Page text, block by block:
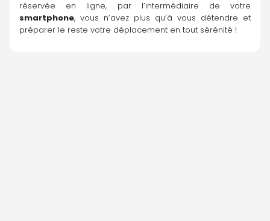
smartphone, vous n’avez plus qu’à vous détendre et
préparer le reste votre déplacement en tout sérénité !